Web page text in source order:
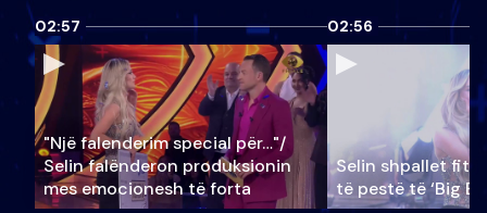
02:57
"Një falenderim special për…"/
Selin falënderon produksionin
mes emocionesh të forta
02:56
Selin shpallet
të pestë të ‘Big